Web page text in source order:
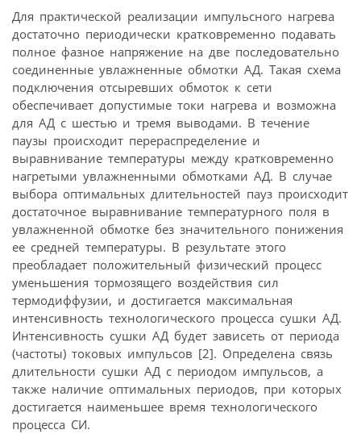
Для практической реализации импульсного нагрева
достаточно периодически кратковременно подавать
полное фазное напряжение на две последовательно
соединенные увлажненные обмотки АД. Такая схема
подключения отсыревших обмоток к сети
обеспечивает допустимые токи нагрева и возможна
для АД с шестью и тремя выводами. В течение
паузы происходит перераспределение и
выравнивание температуры между кратковременно
нагретыми увлажненными обмотками АД. В случае
выбора оптимальных длительностей пауз происходит
достаточное выравнивание температурного поля в
увлажненной обмотке без значительного понижения
ее средней температуры. В результате этого
преобладает положительный физический процесс
уменьшения тормозящего воздействия сил
термодиффузии, и достигается максимальная
интенсивность технологического процесса сушки АД.
Интенсивность сушки АД будет зависеть от периода
(частоты) токовых импульсов [2]. Определена связь
длительности сушки АД с периодом импульсов, а
также наличие оптимальных периодов, при которых
достигается наименьшее время технологического
процесса СИ.